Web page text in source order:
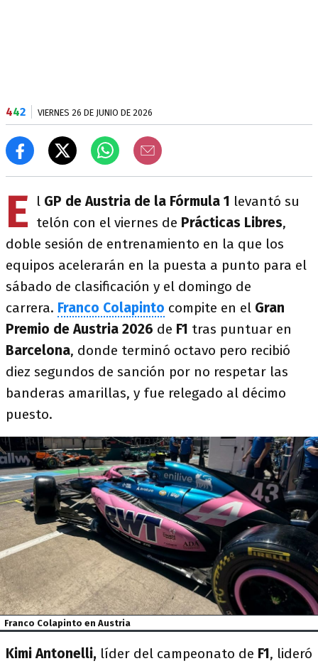
442 VIERNES 26 DE JUNIO DE 2026
E l GP de Austria de la Fórmula 1 levantó su
telón con el viernes de Prácticas Libres,
doble sesión de entrenamiento en la que los
equipos acelerarán en la puesta a punto para el
sábado de clasificación y el domingo de
carrera. Franco Colapinto compite en el Gran
Premio de Austria 2026 de F1 tras puntuar en
Barcelona, donde terminó octavo pero recibió
diez segundos de sanción por no respetar las
banderas amarillas, y fue relegado al décimo
puesto.
Franco Colapinto en Austria
Kimi Antonelli, líder del campeonato de F1, lideró